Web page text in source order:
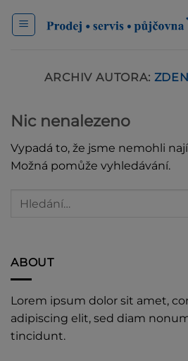
ARCHIV AUTORA:
Nic nenalezeno
Vypadá to, že jsme nemohli
Možná pomůže vyhledávání.
ABOUT
Lorem ipsum dolor sit amet,
adipiscing elit, sed diam
tincidunt.